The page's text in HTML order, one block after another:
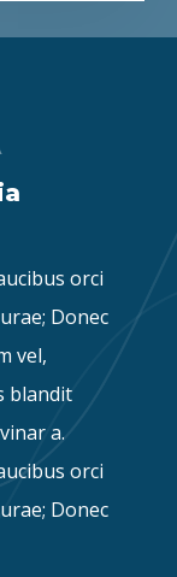
orci
Donec
vel,
blandit
a.
orci
Donec